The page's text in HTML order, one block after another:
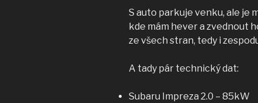
S auto parkuje venku, ale je
kde mám hever a zvednout
ze všech stran, tedy i
A tady pár technický dat:
Subaru Impreza 2.0 – 85kW